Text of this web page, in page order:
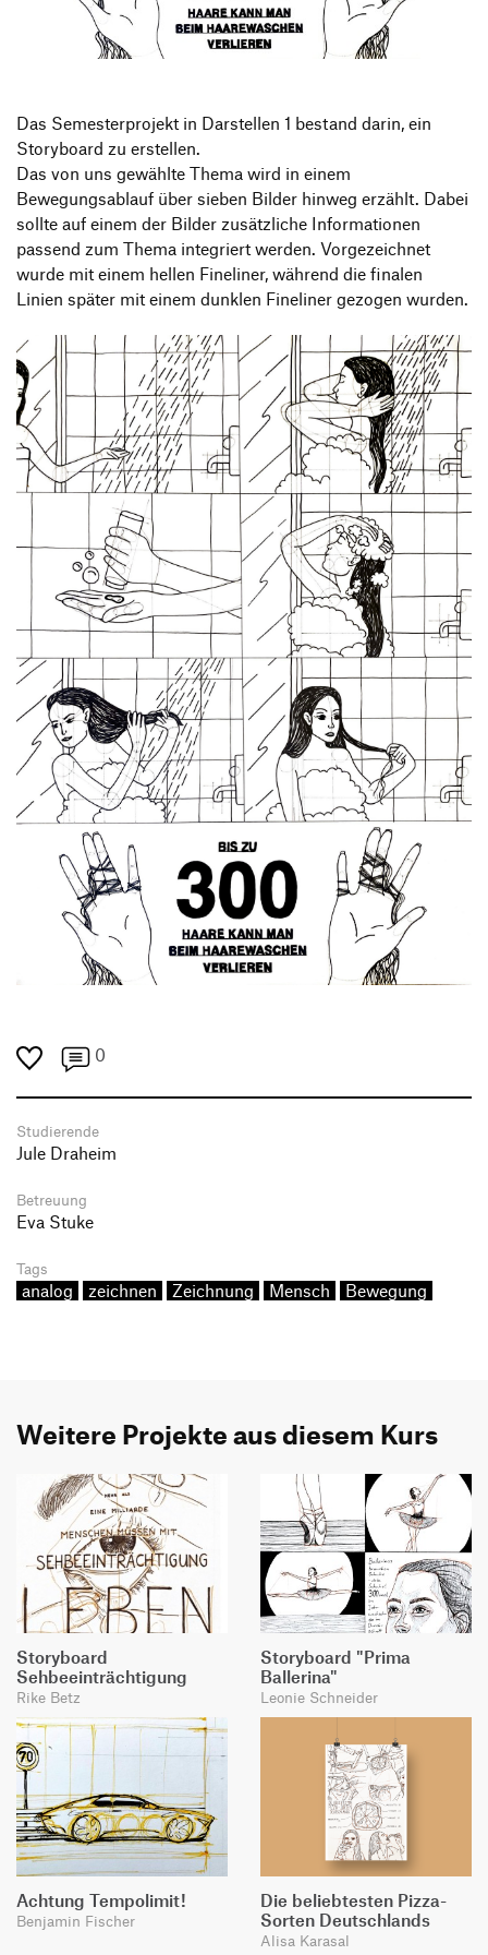
Transfer und Kooperation
Produktgestaltung B.A.
Strategische Gestaltung M.A.
Das Semesterprojekt in Darstellen 1 bestand darin, ein
Storyboard zu erstellen.
Das von uns gewählte Thema wird in einem
Bewegungsablauf über sieben Bilder hinweg erzählt. Dabei
sollte auf einem der Bilder zusätzliche Informationen
passend zum Thema integriert werden. Vorgezeichnet
wurde mit einem hellen Fineliner, während die finalen
Linien später mit einem dunklen Fineliner gezogen wurden.
0
Studierende
Jule Draheim
Betreuung
Eva Stuke
Tags
analog zeichnen Zeichnung Mensch Bewegung
Weitere Projekte aus diesem Kurs
Storyboard
Sehbeeinträchtigung
Rike Betz
Storyboard "Prima
Ballerina"
Leonie Schneider
Achtung Tempolimit!
Benjamin Fischer
Die beliebtesten Pizza-
Sorten Deutschlands
Alisa Karasal